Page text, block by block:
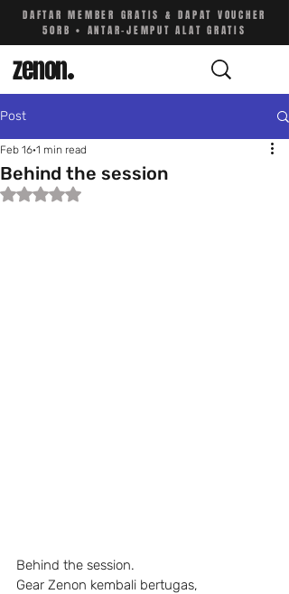
DAFTAR MEMBER GRATIS & DAPAT VOUCHER
50RB • ANTAR-JEMPUT ALAT GRATIS
zenon.
Post
Behind the session
Feb 16 1 min read
Rated NaN out of 5 stars.
Behind the session.
Gear Zenon kembali bertugas,